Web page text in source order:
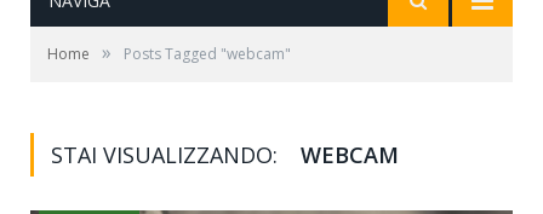
Home » Posts Tagged "webcam"
STAI VISUALIZZANDO: WEBCAM